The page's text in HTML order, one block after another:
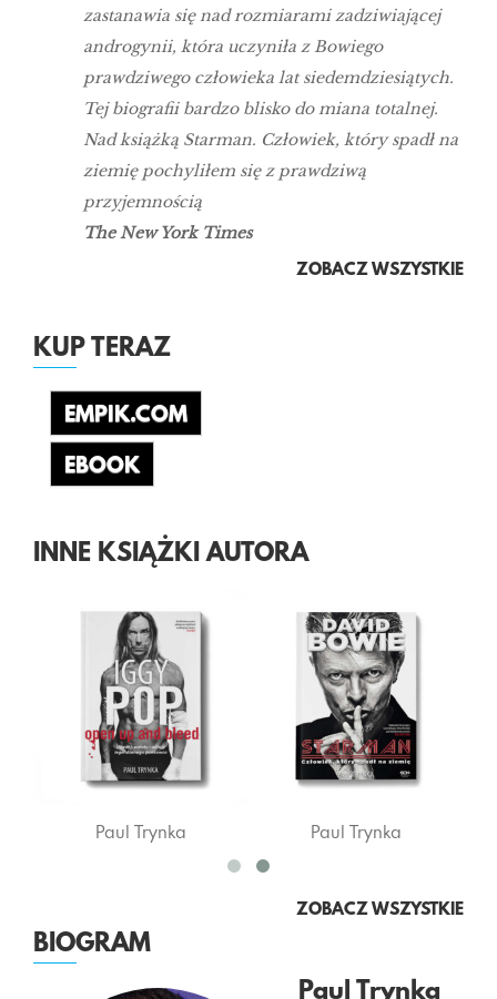
zastanawia się nad rozmiarami zadziwiającej
androgynii, która uczyniła z Bowiego
prawdziwego człowieka lat siedemdziesiątych.
Tej biografii bardzo blisko do miana totalnej.
Nad książką Starman. Człowiek, który spadł na
ziemię pochyliłem się z prawdziwą
przyjemnością
The New York Times
ZOBACZ WSZYSTKIE
KUP TERAZ
EMPIK.COM
EBOOK
INNE KSIĄŻKI AUTORA
Paul Trynka Paul Trynka
ZOBACZ WSZYSTKIE
BIOGRAM
Paul Trynka